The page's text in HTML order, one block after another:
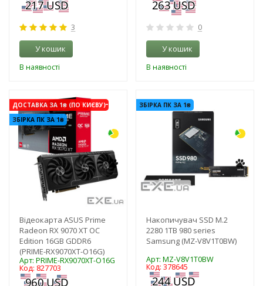
3
У кошик
В наявності
0
У кошик
В наявності
ДОСТАВКА ЗА 1₴ (ПО КИЄВУ)
ЗБІРКА ПК ЗА 1₴
-3%
Відеокарта ASUS Prime
Radeon RX 9070 XT OC
Edition 16GB GDDR6
(PRIME-RX9070XT-O16G)
Арт: PRIME-RX9070XT-O16G
Код: 827703
ЗБІРКА ПК ЗА 1₴
Накопичувач SSD M.2
2280 1TB 980 series
Samsung (MZ-V8V1T0BW)
Арт: MZ-V8V1T0BW
Код: 378645